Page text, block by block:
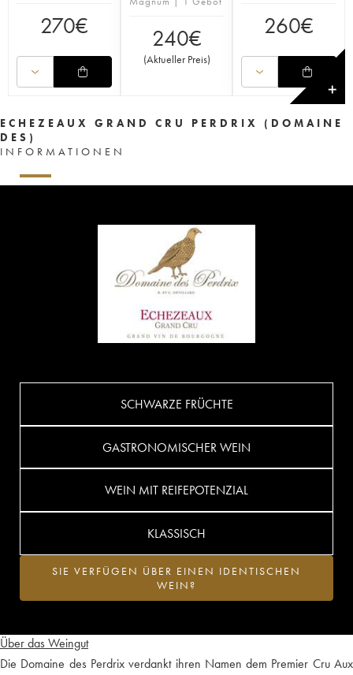
270€ 240€
(Aktueller Preis)
260€
✕
ECHEZEAUX GRAND CRU PERDRIX (DOMAINE
DES)
INFORMATIONEN
Über das Weingut
Die Domaine des Perdrix verdankt ihren Namen dem Premier Cru Aux
SCHWARZE FRÜCHTE
GASTRONOMISCHER WEIN
WEIN MIT REIFEPOTENZIAL
KLASSISCH
SIE VERFÜGEN ÜBER EINEN IDENTISCHEN
WEIN?